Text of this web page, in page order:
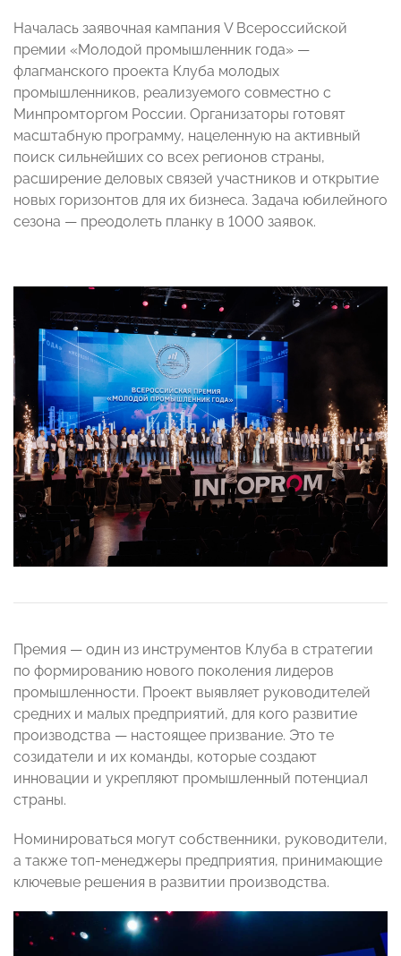
Началась заявочная кампания V Всероссийской
премии «Молодой промышленник года» —
флагманского проекта Клуба молодых
промышленников, реализуемого совместно с
Минпромторгом России. Организаторы готовят
масштабную программу, нацеленную на активный
поиск сильнейших со всех регионов страны,
расширение деловых связей участников и открытие
новых горизонтов для их бизнеса. Задача юбилейного
сезона — преодолеть планку в 1000 заявок.
Премия — один из инструментов Клуба в стратегии
по формированию нового поколения лидеров
промышленности. Проект выявляет руководителей
средних и малых предприятий, для кого развитие
производства — настоящее призвание. Это те
созидатели и их команды, которые создают
инновации и укрепляют промышленный потенциал
страны.
Номинироваться могут собственники, руководители,
а также топ-менеджеры предприятия, принимающие
ключевые решения в развитии производства.